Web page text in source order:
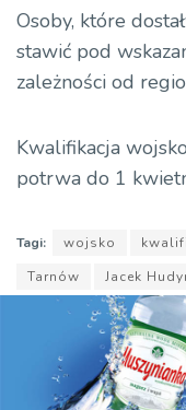
dźwiękowych
Osoby, które
stawić pod
zależności od
Kwalifikacja
potrwa do 1
Tagi: wojsko
Tarnów
Jacek